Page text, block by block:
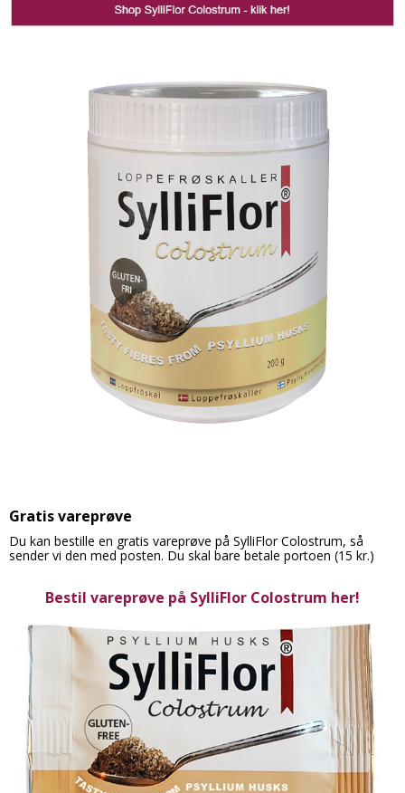
Gratis vareprøve
Du kan bestille en gratis vareprøve på SylliFlor Colostrum, så
sender vi den med posten. Du skal bare betale portoen (15 kr.)
Bestil vareprøve på SylliFlor Colostrum her!